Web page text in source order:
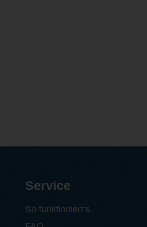
Service
So funktioniert‘s